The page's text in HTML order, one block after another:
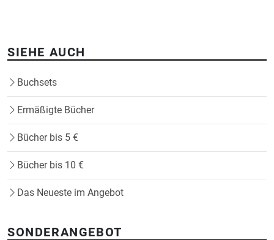
SIEHE AUCH
Buchsets
Ermäßigte Bücher
Bücher bis 5 €
Bücher bis 10 €
Das Neueste im Angebot
SONDERANGEBOT